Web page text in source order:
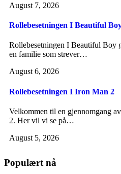
August 7, 2026
Rollebesetningen I Beautiful
Rollebesetningen I Beautiful Boy
en familie som strever…
August 6, 2026
Rollebesetningen I Iron Man 2
Velkommen til en gjennomgang
2. Her vil vi se på…
August 5, 2026
Populært nå